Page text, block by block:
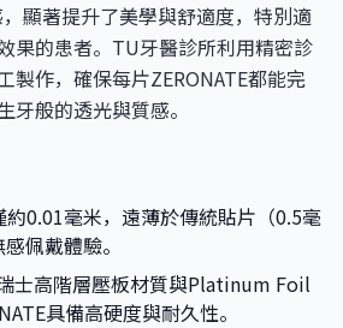
顯著提升了美學與舒適度，特別適
果的患者。TU牙醫診所利用精密診
製作，確保每片ZERONATE都能完
牙般的透光與質感。
約0.01毫米，遠薄於傳統貼片（0.5毫
佩戴體驗。
士高階層壓板材質與Platinum Foil
具備高硬度與耐久性。